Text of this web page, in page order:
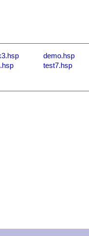
demo.hsp
test7.hsp